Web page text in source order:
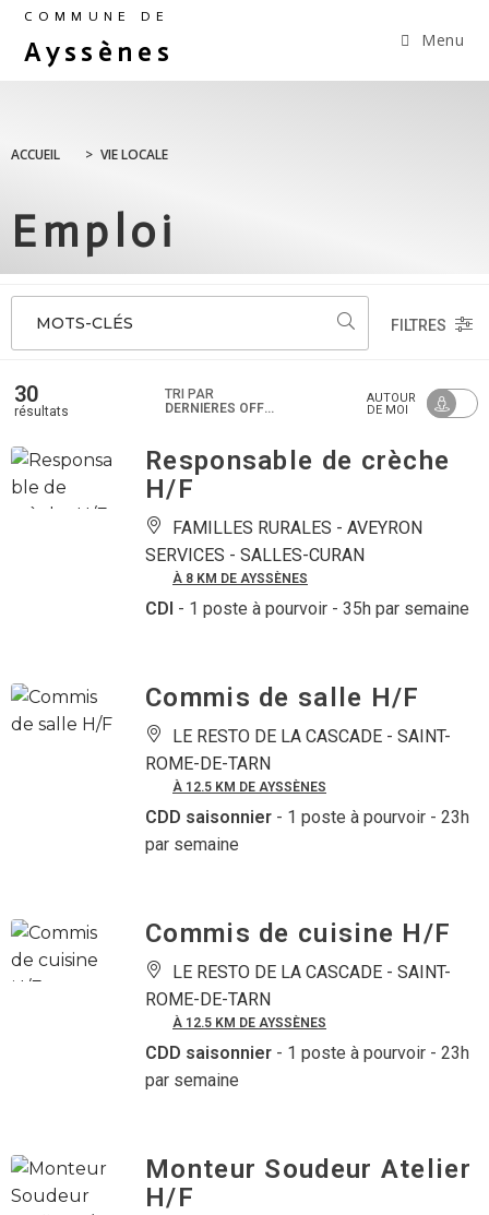
COMMUNE DE
Ayssènes Menu
ACCUEIL > VIE LOCALE
Emploi
MOTS-CLÉS FILTRES
30
résultats
TRI PAR
DERNIÈRES OFFRES
AUTOUR
DE MOI
Responsable de crèche
H/F
FAMILLES RURALES - AVEYRON
SERVICES - SALLES-CURAN
À 8 KM DE AYSSÈNES
CDI - 1 poste à pourvoir - 35h par semaine
Commis de salle H/F
LE RESTO DE LA CASCADE - SAINT-
ROME-DE-TARN
À 12.5 KM DE AYSSÈNES
CDD saisonnier - 1 poste à pourvoir - 23h
par semaine
Commis de cuisine H/F
LE RESTO DE LA CASCADE - SAINT-
ROME-DE-TARN
À 12.5 KM DE AYSSÈNES
CDD saisonnier - 1 poste à pourvoir - 23h
par semaine
Monteur Soudeur Atelier
H/F